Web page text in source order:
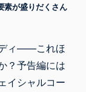
素が盛りだくさん
ディ――これほ
？予告編には
イシャルコー